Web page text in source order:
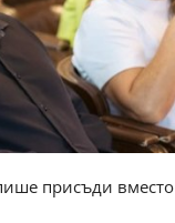
присъди вместо